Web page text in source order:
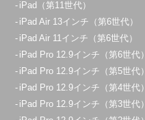
iPad（第11世代）
iPad Air 13インチ（第6世代）
iPad Air 11インチ（第6世代）
iPad Pro 12.9インチ（第6世代）
iPad Pro 12.9インチ（第5世代）
iPad Pro 12.9インチ（第4世代）
iPad Pro 12.9インチ（第3世代）